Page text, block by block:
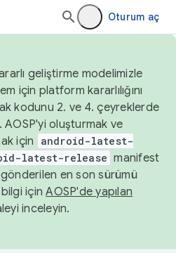
Oturum aç
geliştirme modelimizle
için platform kararlılığını
kodunu 2. ve 4. çeyreklerde
AOSP'yi oluşturmak ve
için
android-latest-
latest-release manifest
en son sürümü
bilgi içinAOSP'de yapılan
inceleyin.